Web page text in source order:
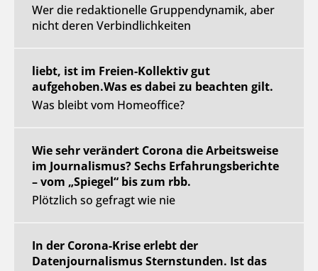
Wer die redaktionelle Gruppendynamik, aber
nicht deren Verbindlichkeiten
liebt, ist im Freien-Kollektiv gut
aufgehoben.Was es dabei zu beachten gilt.
Was bleibt vom Homeoffice?
Wie sehr verändert Corona die Arbeitsweise
im Journalismus? Sechs Erfahrungsberichte
– vom „Spiegel“ bis zum rbb.
Plötzlich so gefragt wie nie
In der Corona-Krise erlebt der
Datenjournalismus Sternstunden. Ist das